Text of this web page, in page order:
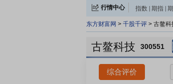
行情中心 指数 期指
东方财富网 > 千股千评 > 古鳌
古鳌科技 300551
综合评价